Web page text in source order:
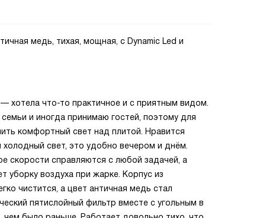
медь, тихая, мощная, с Dynamic Led и
хотела что-то практичное и с приятным видом.
и иногда принимаю гостей, поэтому для
комфортный свет над плитой. Нравится
свет, это удобно вечером и днём.
скорости справляются с любой задачей, а
уборку воздуха при жарке. Корпус из
чистится, а цвет античная медь стал
пятислойный фильтр вместе с угольным в